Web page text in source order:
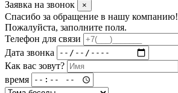
Заявка на звонок
×
Спасибо за обращение в нашу компанию!
Пожалуйста, заполните поля.
Телефон для связи
Дата звонка
Как вас зовут?
время